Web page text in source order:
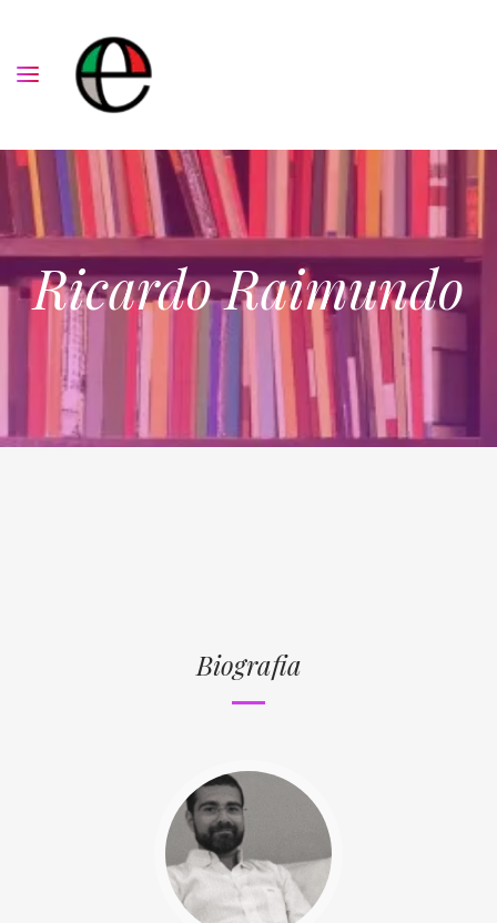
Ricardo Raimundo
Biografia